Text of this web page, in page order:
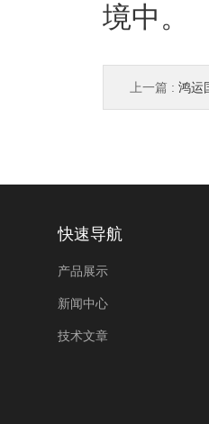
境中。
上一篇 : 鸿运国
快速导航
产品展示
新闻中心
技术文章